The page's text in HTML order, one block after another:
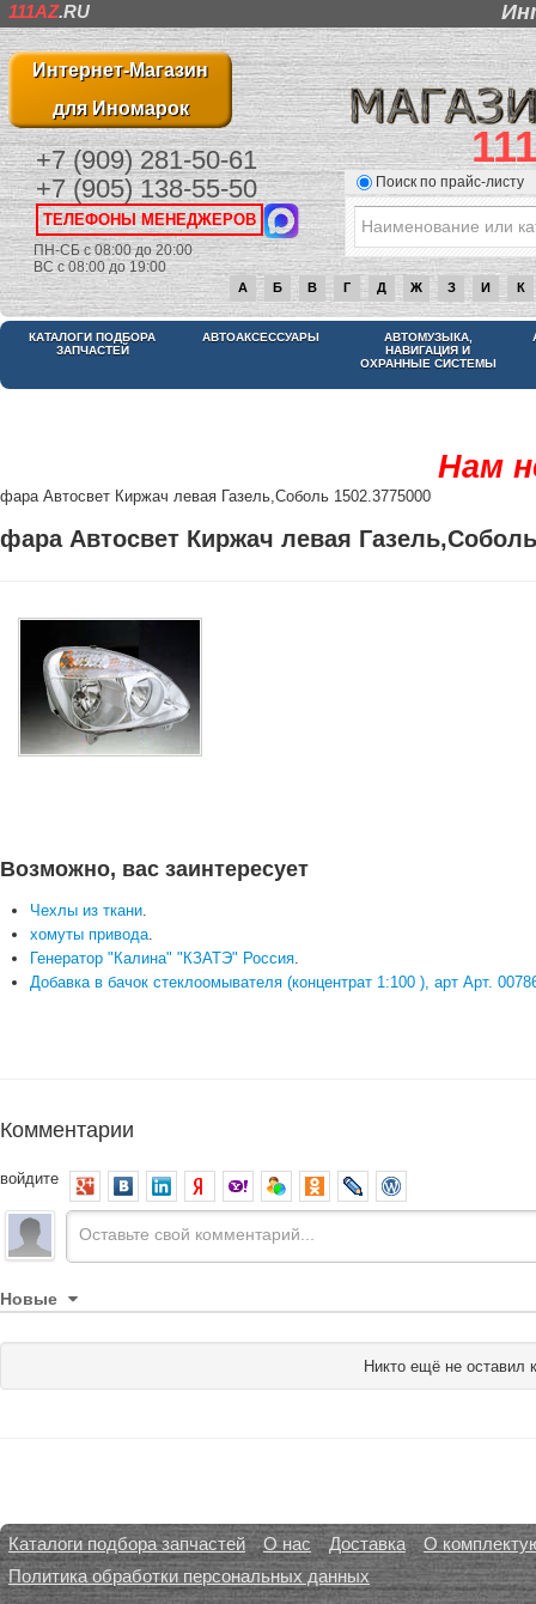
111AZ.RU
Интернет-Магазин
для Иномарок
+7 (909) 281-50-61
+7 (905) 138-55-50
ТЕЛЕФОНЫ МЕНЕДЖЕРОВ
ПН-СБ с 08:00 до 20:00
ВС с 08:00 до 19:00
Поиск по прайс-листу
А Б В Г Д Ж З И К
КАТАЛОГИ ПОДБОРА
ЗАПЧАСТЕЙ
АВТОАКСЕССУАРЫ
АВТОМУЗЫКА,
НАВИГАЦИЯ И
ОХРАННЫЕ СИСТЕМЫ
Нам
фара Автосвет Киржач левая Газель,Соболь 1502.3775000
фара Автосвет Киржач левая Газель,Соболь
Возможно, вас заинтересует
Чехлы из ткани.
хомуты привода.
Генератор "Калина" "КЗАТЭ" Россия.
Добавка в бачок стеклоомывателя (концентрат 1:100 ), арт Арт.
Комментарии
войдите
Новые
Никто ещё не оставил
Каталоги подбора запчастей О нас Доставка
О
Политика обработки персональных данных